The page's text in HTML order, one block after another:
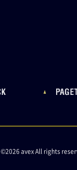
©2026 avex All rights